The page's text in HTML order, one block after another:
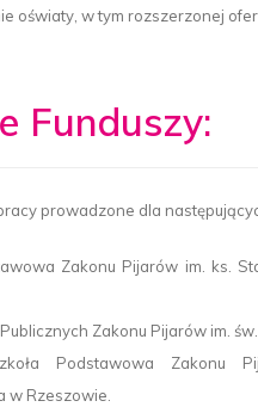
oświaty, w tym rozszerzonej
Funduszy:
prowadzone dla
Zakonu Pijarów im. ks.
Publicznych Zakonu Pijarów im.
Podstawowa Zakonu
w Rzeszowie.